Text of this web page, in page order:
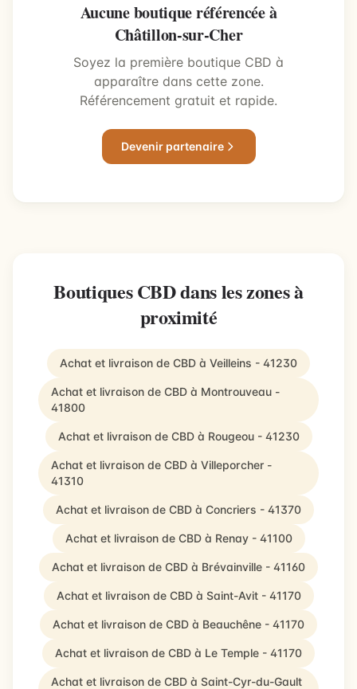
Aucune boutique référencée à
Châtillon-sur-Cher
Soyez la première boutique CBD à
apparaître dans cette zone.
Référencement gratuit et rapide.
Devenir partenaire
Boutiques CBD dans les zones à
proximité
Achat et livraison de CBD à Veilleins - 41230
Achat et livraison de CBD à Montrouveau -
41800
Achat et livraison de CBD à Rougeou - 41230
Achat et livraison de CBD à Villeporcher -
41310
Achat et livraison de CBD à Concriers - 41370
Achat et livraison de CBD à Renay - 41100
Achat et livraison de CBD à Brévainville - 41160
Achat et livraison de CBD à Saint-Avit - 41170
Achat et livraison de CBD à Beauchêne - 41170
Achat et livraison de CBD à Le Temple - 41170
Achat et livraison de CBD à Saint-Cyr-du-Gault